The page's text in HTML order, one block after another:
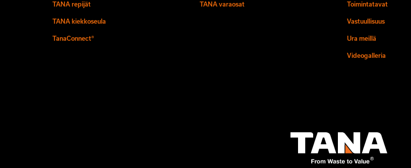
TANA repijät
TANA kiekkoseula
TanaConnect®
TANA varaosat Toimintatavat
Vastuullisuus
Ura meillä
Videogalleria